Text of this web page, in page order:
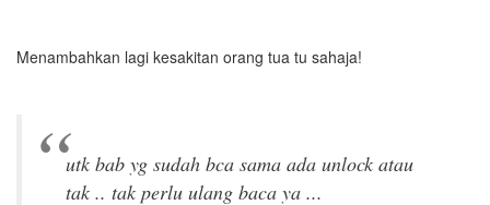
Menambahkan lagi kesakitan orang tua tu sahaja!
utk bab yg sudah bca sama ada unlock atau
tak .. tak perlu ulang baca ya ...